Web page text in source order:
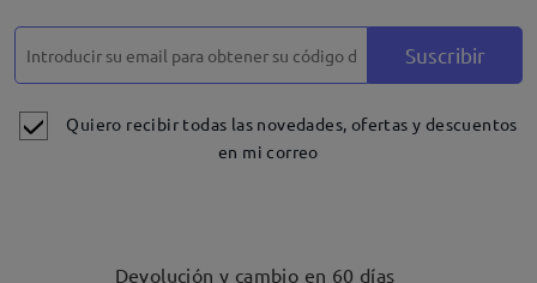
Suscribir
Quiero recibir todas las novedades, ofertas y descuentos
en mi correo
Devolución y cambio en 60 días